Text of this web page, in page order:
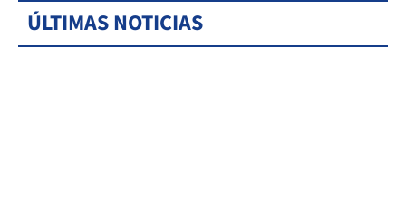
ÚLTIMAS NOTICIAS